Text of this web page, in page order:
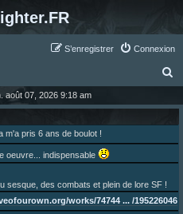
Connexion
S’enregistrer
c
h
août 07, 2026 9:18 am
m'a pris 6 ans de boulot !
oeuvre... indispensable
sesque, des combats et plein de lore SF !
works/74744 ... /195226046